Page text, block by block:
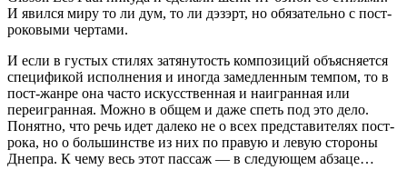
И явился миру то ли дум, то ли дэзэрт, но обязательно с пост-
роковыми чертами.
И если в густых стилях затянутость композиций объясняется
спецификой исполнения и иногда замедленным темпом, то в
пост-жанре она часто искусственная и наигранная или
переигранная. Можно в общем и даже спеть под это дело.
Понятно, что речь идет далеко не о всех представителях пост-
рока, но о большинстве из них по правую и левую стороны
Днепра. К чему весь этот пассаж — в следующем абзаце…